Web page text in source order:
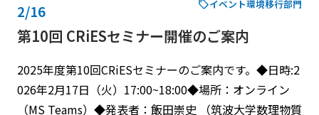
2/16 イベント環境移行部門
第10回 CRiESセミナー開催のご案内
2025年度第10回CRiESセミナーのご案内です。◆日時:2
026年2月17日（火）17:00~18:00◆場所：オンライン
（MS Teams）◆発表者：飯田崇史 （筑波大学数理物質